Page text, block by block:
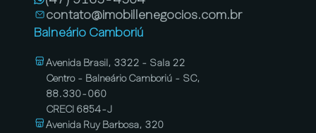
contato@imobillenegocios.com.br
Balneário Camboriú
Avenida Brasil, 3322 - Sala 22
Centro - Balneário Camboriú - SC,
88.330-060
CRECI 6854-J
Avenida Ruy Barbosa, 320